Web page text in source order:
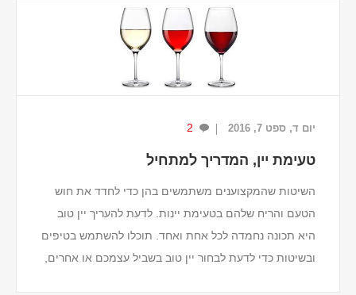
חצי חופן עלי נענע.
יום ד, ספט 7, 2016 2
טעימת יין, המדריך למתחיל
השיטות שהמקצוענים משתמשים בהן כדי לחדד את חוש
הטעם והריח שלהם בטעימת יינות. לדעת להעריך יין טוב
היא תכונה נחמדה לכל אחת ואחד. תוכלו להשתמש בטיפים
ובשיטות כדי לדעת לבחור יין טוב בשביל עצמכם או אחרים,